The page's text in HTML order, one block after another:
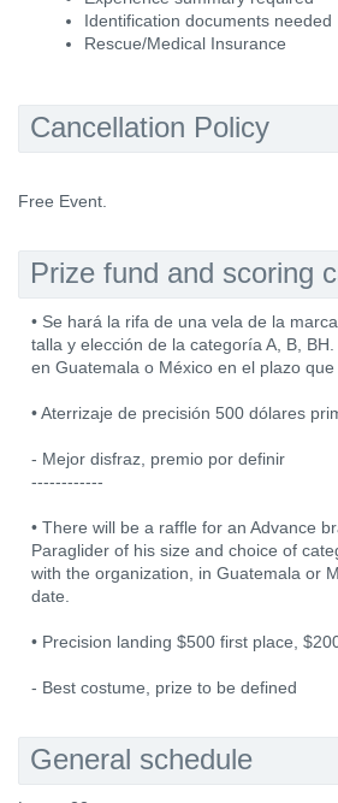
Identification documents needed
Rescue/Medical Insurance
Cancellation Policy
Free Event.
Prize fund and scoring
• Se hará la rifa de una vela de la
talla y elección de la categoría A, B,
en Guatemala o México en el plazo
• Aterrizaje de precisión 500 dólares
- Mejor disfraz, premio por definir
------------
• There will be a raffle for an Advance
Paraglider of his size and choice of
with the organization, in Guatemala or
date.
• Precision landing $500 first place,
- Best costume, prize to be defined
General schedule